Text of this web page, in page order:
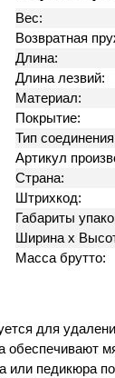
Вес:
Возвратная
Длина:
Длина лезвий:
Материал:
Покрытие:
Тип
Артикул
Страна:
Штрихкод:
Габариты
Ширина х
Масса брутто:
для
педикюра